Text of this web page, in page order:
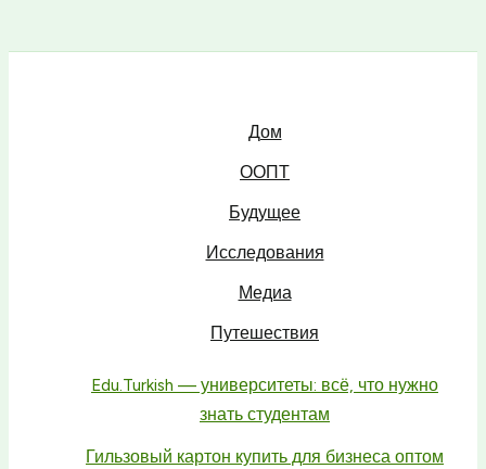
Дом
ООПТ
Будущее
Исследования
Медиа
Путешествия
Edu.Turkish — университеты: всё, что нужно
знать студентам
Гильзовый картон купить для бизнеса оптом